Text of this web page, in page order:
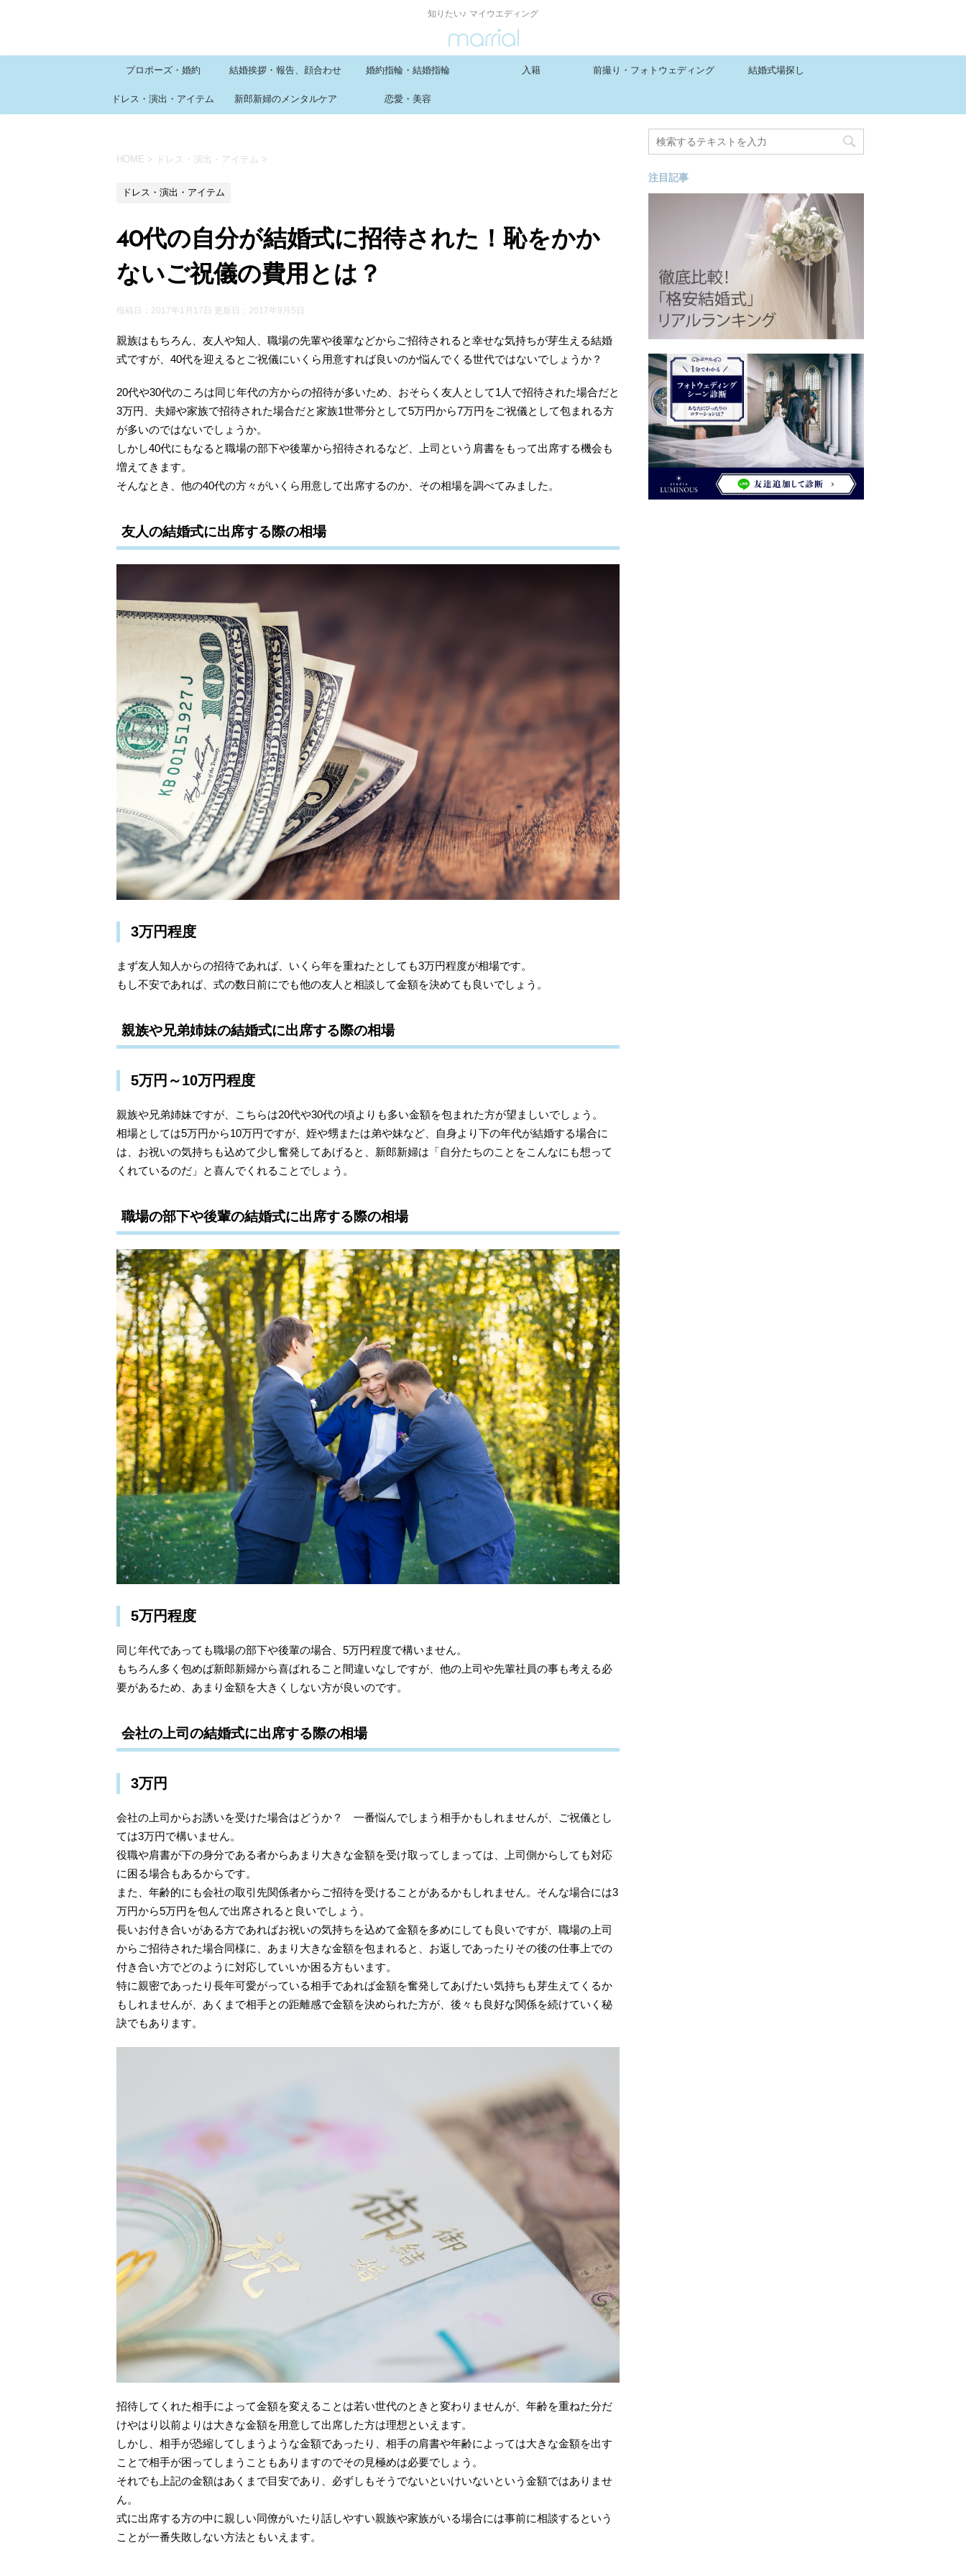
知りたい♪ マイウエディング
プロポーズ・婚約 結婚挨拶・報告、顔合わせ 婚約指輪・結婚指輪 入籍 前撮り・フォトウェディング 結婚式場探し
ドレス・演出・アイテム 新郎新婦のメンタルケア 恋愛・美容
HOME > ドレス・演出・アイテム >
ドレス・演出・アイテム
40代の自分が結婚式に招待された！恥をかか
ないご祝儀の費用とは？
投稿日：2017年1月17日 更新日： 2017年9月5日
親族はもちろん、友人や知人、職場の先輩や後輩などからご招待されると幸せな気持ちが芽生える結婚
式ですが、40代を迎えるとご祝儀にいくら用意すれば良いのか悩んでくる世代ではないでしょうか？
20代や30代のころは同じ年代の方からの招待が多いため、おそらく友人として1人で招待された場合だと
3万円、夫婦や家族で招待された場合だと家族1世帯分として5万円から7万円をご祝儀として包まれる方
が多いのではないでしょうか。
しかし40代にもなると職場の部下や後輩から招待されるなど、上司という肩書をもって出席する機会も
増えてきます。
そんなとき、他の40代の方々がいくら用意して出席するのか、その相場を調べてみました。
友人の結婚式に出席する際の相場
3万円程度
まず友人知人からの招待であれば、いくら年を重ねたとしても3万円程度が相場です。
もし不安であれば、式の数日前にでも他の友人と相談して金額を決めても良いでしょう。
親族や兄弟姉妹の結婚式に出席する際の相場
5万円～10万円程度
親族や兄弟姉妹ですが、こちらは20代や30代の頃よりも多い金額を包まれた方が望ましいでしょう。
相場としては5万円から10万円ですが、姪や甥または弟や妹など、自身より下の年代が結婚する場合に
は、お祝いの気持ちも込めて少し奮発してあげると、新郎新婦は「自分たちのことをこんなにも想って
くれているのだ」と喜んでくれることでしょう。
職場の部下や後輩の結婚式に出席する際の相場
5万円程度
同じ年代であっても職場の部下や後輩の場合、5万円程度で構いません。
もちろん多く包めば新郎新婦から喜ばれること間違いなしですが、他の上司や先輩社員の事も考える必
要があるため、あまり金額を大きくしない方が良いのです。
会社の上司の結婚式に出席する際の相場
3万円
会社の上司からお誘いを受けた場合はどうか？ 一番悩んでしまう相手かもしれませんが、ご祝儀とし
ては3万円で構いません。
役職や肩書が下の身分である者からあまり大きな金額を受け取ってしまっては、上司側からしても対応
に困る場合もあるからです。
また、年齢的にも会社の取引先関係者からご招待を受けることがあるかもしれません。そんな場合には3
万円から5万円を包んで出席されると良いでしょう。
長いお付き合いがある方であればお祝いの気持ちを込めて金額を多めにしても良いですが、職場の上司
からご招待された場合同様に、あまり大きな金額を包まれると、お返しであったりその後の仕事上での
付き合い方でどのように対応していいか困る方もいます。
特に親密であったり長年可愛がっている相手であれば金額を奮発してあげたい気持ちも芽生えてくるか
もしれませんが、あくまで相手との距離感で金額を決められた方が、後々も良好な関係を続けていく秘
訣でもあります。
招待してくれた相手によって金額を変えることは若い世代のときと変わりませんが、年齢を重ねた分だ
けやはり以前よりは大きな金額を用意して出席した方は理想といえます。
しかし、相手が恐縮してしまうような金額であったり、相手の肩書や年齢によっては大きな金額を出す
ことで相手が困ってしまうこともありますのでその見極めは必要でしょう。
それでも上記の金額はあくまで目安であり、必ずしもそうでないといけいないという金額ではありませ
ん。
式に出席する方の中に親しい同僚がいたり話しやすい親族や家族がいる場合には事前に相談するという
ことが一番失敗しない方法ともいえます。
注目記事